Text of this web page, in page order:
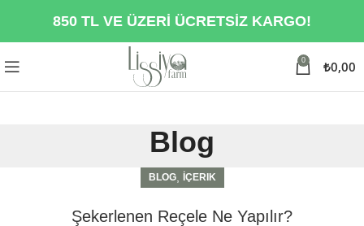
850 TL VE ÜZERİ ÜCRETSİZ KARGO!
0 ₺0,00
Blog
BLOG, İÇERIK
Şekerlenen Reçele Ne Yapılır?